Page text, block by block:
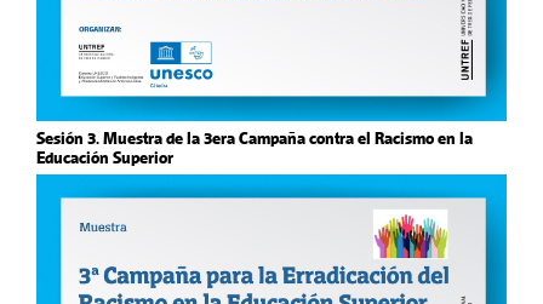
Sesión 3. Muestra de la 3era Campaña contra el Racismo en la
Educación Superior